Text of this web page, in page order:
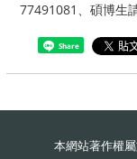
77491081、碩博生
Share
本網站著作權